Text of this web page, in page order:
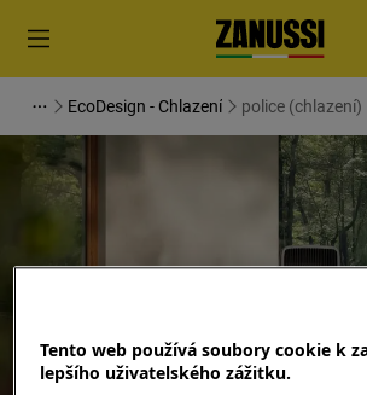
EcoDesign - Chlazení police (chlazení)
Podpora pro police
Tento web používá soubory cookie k
lepšího uživatelského zážitku.